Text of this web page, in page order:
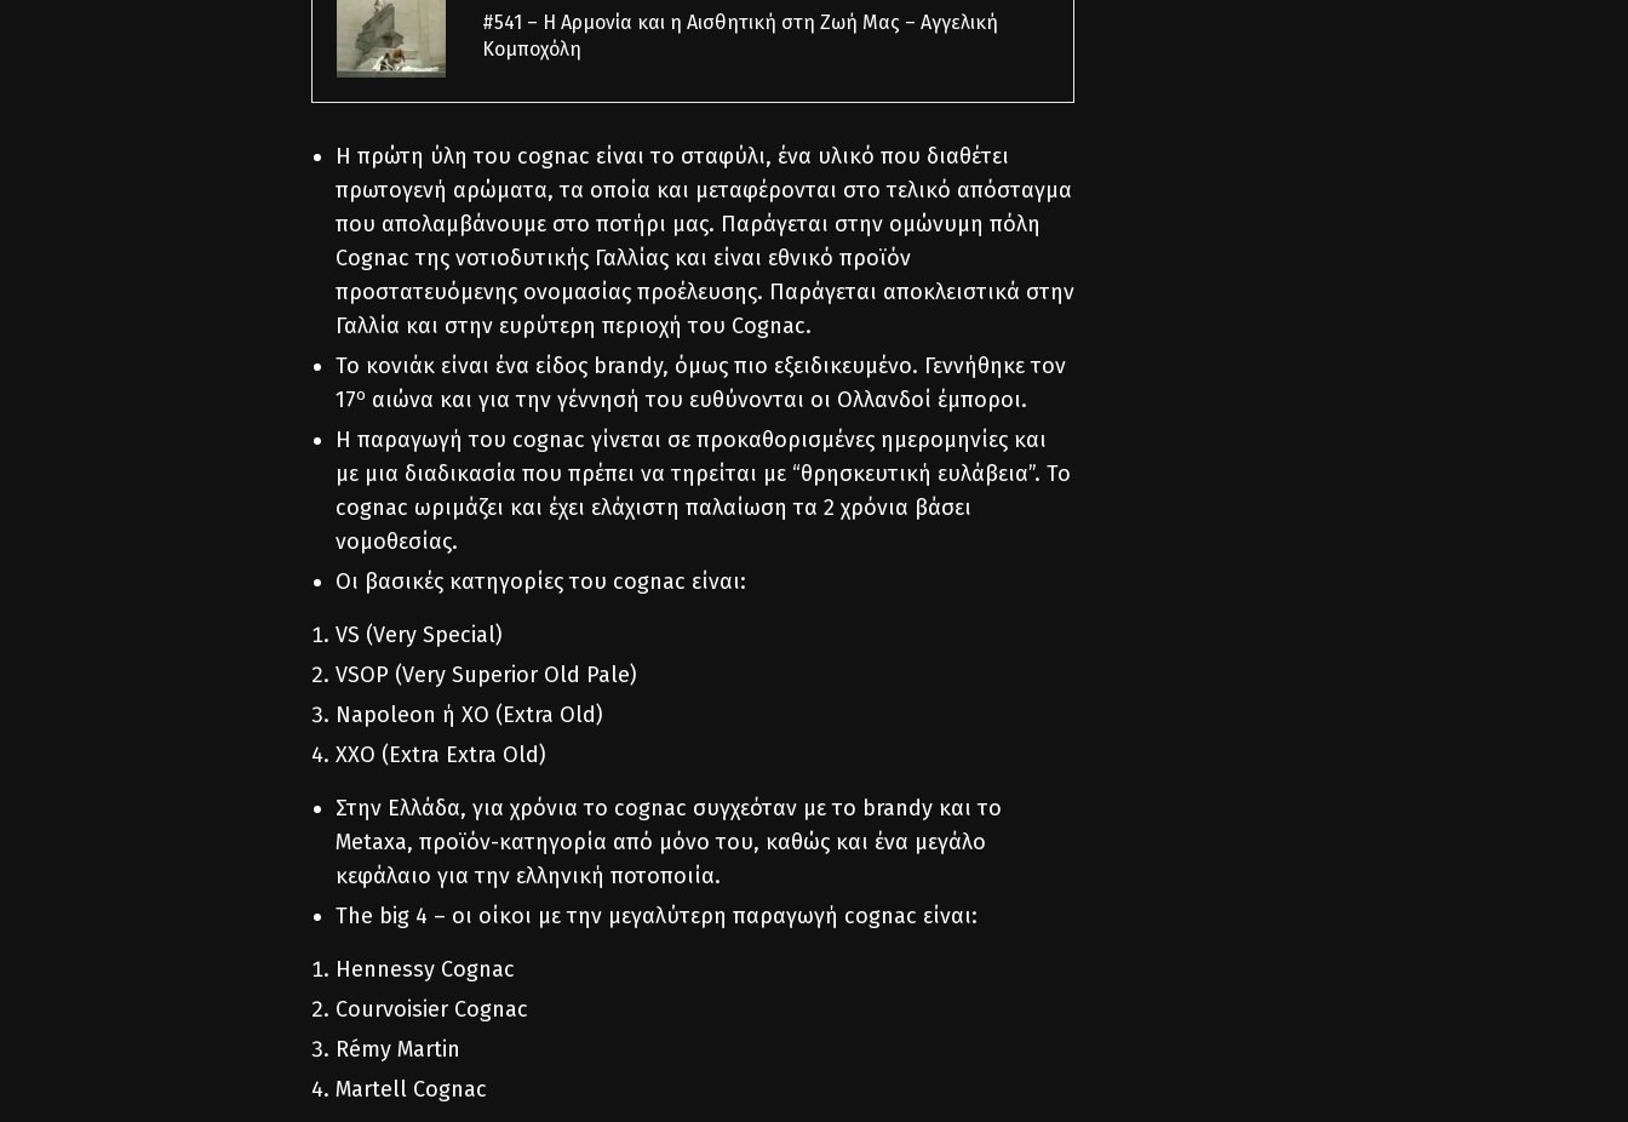
#541 – Η Αρμονία και η Αισθητική στη Ζωή Μας – Αγγελική
Κομποχόλη
Η πρώτη ύλη του cognac είναι το σταφύλι, ένα υλικό που διαθέτει
πρωτογενή αρώματα, τα οποία και μεταφέρονται στο τελικό απόσταγμα
που απολαμβάνουμε στο ποτήρι μας. Παράγεται στην ομώνυμη πόλη
Cognac της νοτιοδυτικής Γαλλίας και είναι εθνικό προϊόν
προστατευόμενης ονομασίας προέλευσης. Παράγεται αποκλειστικά στην
Γαλλία και στην ευρύτερη περιοχή του Cognac.
Το κονιάκ είναι ένα είδος brandy, όμως πιο εξειδικευμένο. Γεννήθηκε τον
17ο αιώνα και για την γέννησή του ευθύνονται οι Ολλανδοί έμποροι.
Η παραγωγή του cognac γίνεται σε προκαθορισμένες ημερομηνίες και
με μια διαδικασία που πρέπει να τηρείται με “θρησκευτική ευλάβεια”. Το
cognac ωριμάζει και έχει ελάχιστη παλαίωση τα 2 χρόνια βάσει
νομοθεσίας.
Οι βασικές κατηγορίες του cognac είναι:
VS (Very Special)
VSOP (Very Superior Old Pale)
Napoleon ή ΧΟ (Extra Old)
ΧΧΟ (Extra Extra Old)
Στην Ελλάδα, για χρόνια το cognac συγχεόταν με το brandy και το
Metaxa, προϊόν-κατηγορία από μόνο του, καθώς και ένα μεγάλο
κεφάλαιο για την ελληνική ποτοποιία.
The big 4 – οι οίκοι με την μεγαλύτερη παραγωγή cognac είναι:
Hennessy Cognac
Courvoisier Cognac
Rémy Martin
Martell Cognac